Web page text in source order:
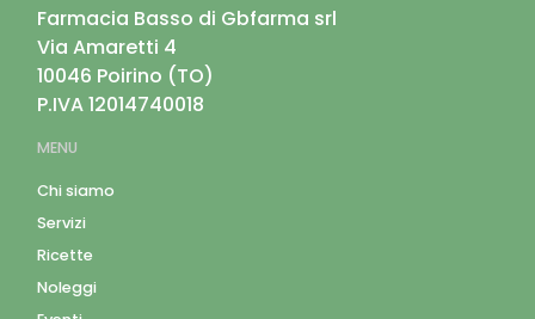
Farmacia Basso di Gbfarma srl
Via Amaretti 4
10046 Poirino (TO)
P.IVA12014740018
MENU
Chi siamo
Servizi
Ricette
Noleggi